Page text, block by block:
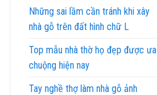
Những sai lầm cần tránh khi xây
nhà gỗ trên đất hình chữ L
Top mẫu nhà thờ họ đẹp được ưa
chuộng hiện nay
Tay nghề thợ làm nhà gỗ ảnh